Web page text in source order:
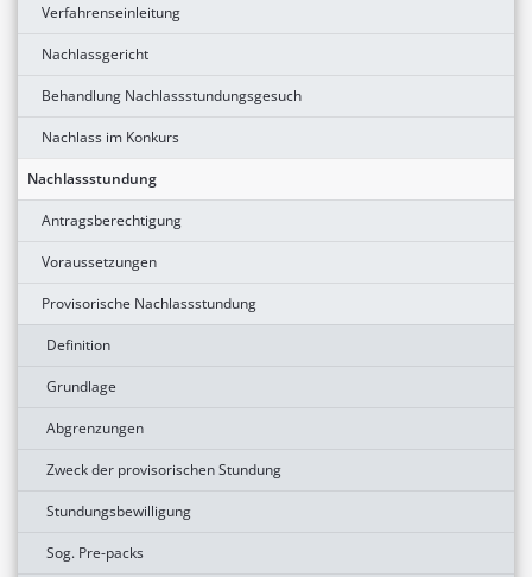
Verfahrenseinleitung
Nachlassgericht
Behandlung Nachlassstundungsgesuch
Nachlass im Konkurs
Nachlassstundung
Antragsberechtigung
Voraussetzungen
Provisorische Nachlassstundung
Definition
Grundlage
Abgrenzungen
Zweck der provisorischen Stundung
Stundungsbewilligung
Sog. Pre-packs